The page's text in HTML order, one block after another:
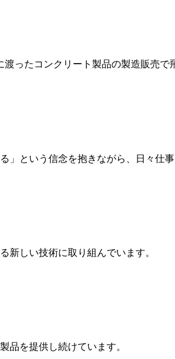
ったコンクリート製品の製造販売で
という信念を抱きながら、日々仕事
新しい技術に取り組んでいます。
品を提供し続けています。